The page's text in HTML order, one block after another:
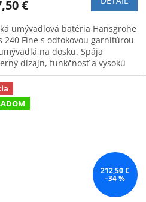
€
umývadlová batéria Hansgrohe
240 Fine s odtokovou garnitúrou
na dosku. Spája
dizajn, funkčnosť a vysokú
212,50 €
–34 %